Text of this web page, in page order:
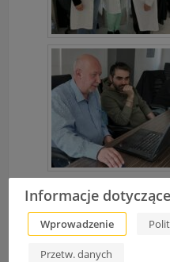
Informacje
Wprowadzenie
Przetw. danych